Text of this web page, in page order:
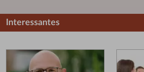
Interessantes